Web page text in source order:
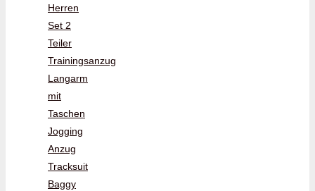
Herren
Set 2
Teiler
Trainingsanzug
Langarm
mit
Taschen
Jogging
Anzug
Tracksuit
Baggy